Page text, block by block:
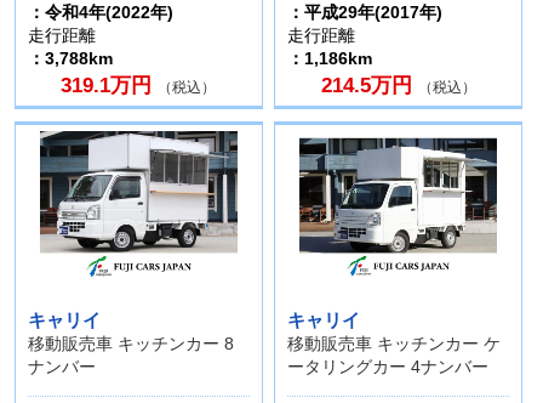
：令和4年(2022年)
走行距離
：3,788km
319.1万円 （税込）
：平成29年(2017年)
走行距離
：1,186km
214.5万円 （税込）
キャリイ
移動販売車 キッチンカー 8
ナンバー
キャリイ
移動販売車 キッチンカー ケ
ータリングカー 4ナンバー